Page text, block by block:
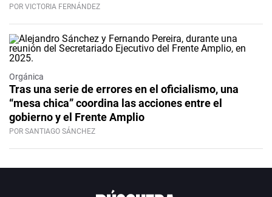
POR VICTORIA FERNÁNDEZ
Orgánica
Tras una serie de errores en el oficialismo, una
“mesa chica” coordina las acciones entre el
gobierno y el Frente Amplio
POR SANTIAGO SÁNCHEZ